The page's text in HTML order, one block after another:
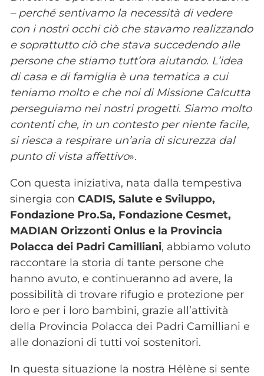
– perché sentivamo la necessità di vedere
con i nostri occhi ciò che stavamo realizzando
e soprattutto ciò che stava succedendo alle
persone che stiamo tutt’ora aiutando. L’idea
di casa e di famiglia è una tematica a cui
teniamo molto e che noi di Missione Calcutta
perseguiamo nei nostri progetti. Siamo molto
contenti che, in un contesto per niente facile,
si riesca a respirare un’aria di sicurezza dal
punto di vista affettivo».
Con questa iniziativa, nata dalla tempestiva
sinergia con CADIS, Salute e Sviluppo,
Fondazione Pro.Sa, Fondazione Cesmet,
MADIAN Orizzonti Onlus e la Provincia
Polacca dei Padri Camilliani, abbiamo voluto
raccontare la storia di tante persone che
hanno avuto, e continueranno ad avere, la
possibilità di trovare rifugio e protezione per
loro e per i loro bambini, grazie all’attività
della Provincia Polacca dei Padri Camilliani e
alle donazioni di tutti voi sostenitori.
In questa situazione la nostra Hélène si sente